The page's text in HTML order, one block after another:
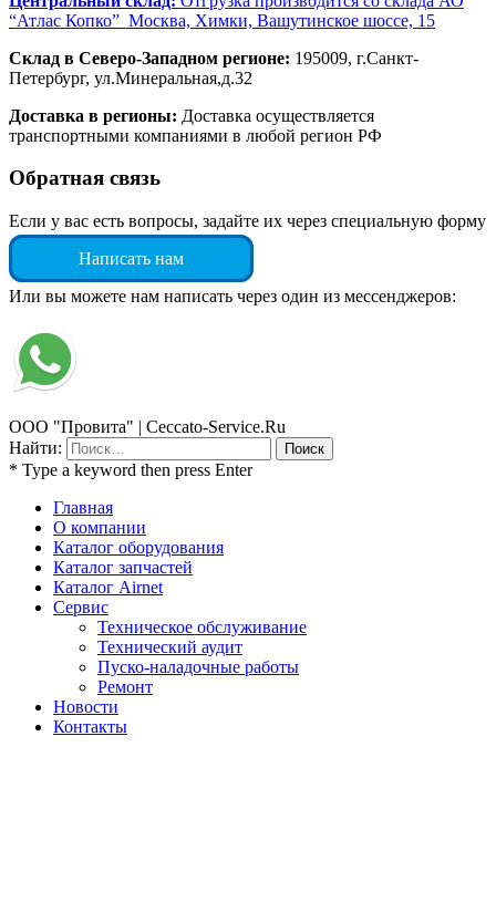
“Атлас Копко” Москва, Химки, Вашутинское шоссе, 15
Склад в Северо-Западном регионе: 195009, г.Санкт-
Петербург, ул.Минеральная,д.32
Доставка в регионы: Доставка осуществляется
транспортными компаниями в любой регион РФ
Обратная связь
Если у вас есть вопросы, задайте их через специальную форму
Написать нам
Или вы можете нам написать через один из мессенджеров:
ООО "Провита" | Ceccato-Service.Ru
Найти:
* Type a keyword then press Enter
Главная
О компании
Каталог оборудования
Каталог запчастей
Каталог Airnet
Сервис
Техническое обслуживание
Технический аудит
Пуско-наладочные работы
Ремонт
Новости
Контакты